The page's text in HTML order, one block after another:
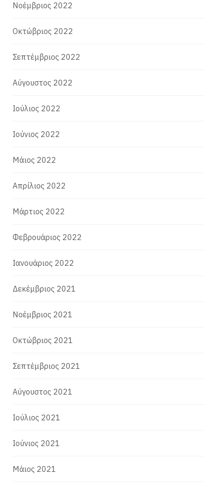
Νοέμβριος 2022
Οκτώβριος 2022
Σεπτέμβριος 2022
Αύγουστος 2022
Ιούλιος 2022
Ιούνιος 2022
Μάιος 2022
Απρίλιος 2022
Μάρτιος 2022
Φεβρουάριος 2022
Ιανουάριος 2022
Δεκέμβριος 2021
Νοέμβριος 2021
Οκτώβριος 2021
Σεπτέμβριος 2021
Αύγουστος 2021
Ιούλιος 2021
Ιούνιος 2021
Μάιος 2021